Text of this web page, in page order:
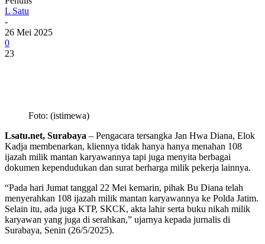
L Satu
-
26 Mei 2025
0
23
Foto: (istimewa)
Lsatu.net, Surabaya – Pengacara tersangka Jan Hwa Diana, Elok
Kadja membenarkan, kliennya tidak hanya hanya menahan 108
ijazah milik mantan karyawannya tapi juga menyita berbagai
dokumen kependudukan dan surat berharga milik pekerja lainnya.
“Pada hari Jumat tanggal 22 Mei kemarin, pihak Bu Diana telah
menyerahkan 108 ijazah milik mantan karyawannya ke Polda Jatim.
Selain itu, ada juga KTP, SKCK, akta lahir serta buku nikah milik
karyawan yang juga di serahkan,” ujarnya kepada jurnalis di
Surabaya, Senin (26/5/2025).